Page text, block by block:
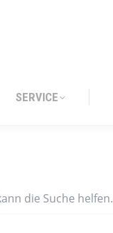
SERVICE
die Suche helfen.